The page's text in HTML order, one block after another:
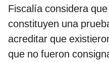
Fiscalía considera
constituyen una
acreditar que
que no fueron